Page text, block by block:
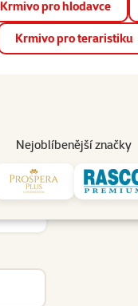
aplikaci Super zoo.
Krmivo pro hlodavce
Krmivo pro teraristiku
Nejoblíbenější značky
Prodejny Služby
Uživatel - přihlášení